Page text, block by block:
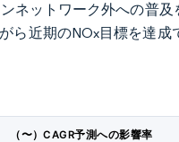
ネットワーク外への普
ら近期のNOx目標を達
（〜）CAGR予測への影響率